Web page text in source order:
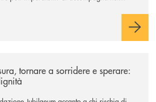
tornare a sorridere e sperare: